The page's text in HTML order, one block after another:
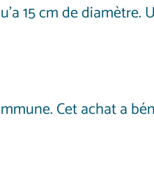
15 cm de
Cet achat a